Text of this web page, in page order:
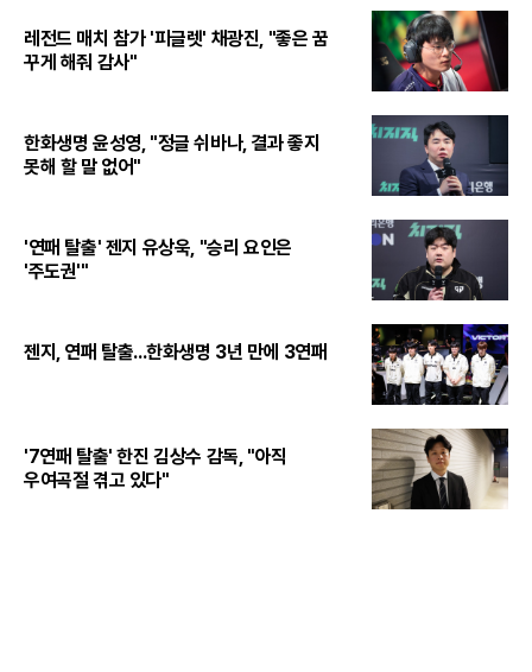
레전드 매치 참가 '피글렛' 채광진, "좋은 꿈
꾸게 해줘 감사"
한화생명 윤성영, "정글 쉬바나, 결과 좋지
못해 할 말 없어"
'연패 탈출' 젠지 유상욱, "승리 요인은
'주도권'"
젠지, 연패 탈출...한화생명 3년 만에 3연패
'7연패 탈출' 한진 김상수 감독, "아직
우여곡절 겪고 있다"